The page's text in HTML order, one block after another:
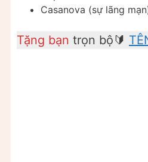
Casanova (sự lãng
Tặng bạn trọn bộ🔰